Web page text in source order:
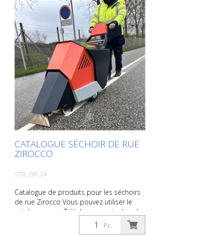
très facilement en cliquant sur l'image
correspondante pour accéder à la page
correspondante. Si vous avez besoin
d'informations supplémentaires, cliquez
sur l'image du produit. Vous serez alors
redirigé vers notre site web. Vous pouvez
également nous envoyer une demande
sans engagement. Vous pouvez
également commander cette information
produit sous forme d'ouvrage imprimé.
Nous vous facturerons toutefois les frais
de production, de manutention et
d'expédition.
CATALOGUE SÉCHOIR DE RUE
ZIROCCO
STR_ZIR_24
Catalogue de produits pour les séchoirs
de rue Zirocco Vous pouvez utiliser le
catalogue sous Téléchargements dans la
langue de votre choix. Si vous avez
également besoin du catalogue avec les
Pc.